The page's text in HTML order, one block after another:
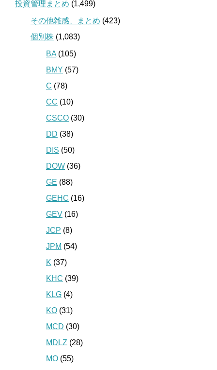
投資管理まとめ (1,499)
その他雑感、まとめ (423)
個別株 (1,083)
BA (105)
BMY (57)
C (78)
CC (10)
CSCO (30)
DD (38)
DIS (50)
DOW (36)
GE (88)
GEHC (16)
GEV (16)
JCP (8)
JPM (54)
K (37)
KHC (39)
KLG (4)
KO (31)
MCD (30)
MDLZ (28)
MO (55)